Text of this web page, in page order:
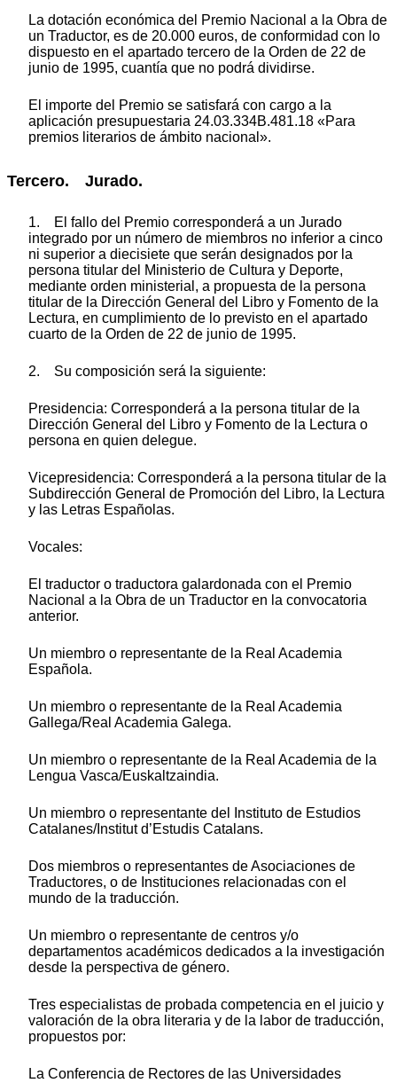
La dotación económica del Premio Nacional a la Obra de
un Traductor, es de 20.000 euros, de conformidad con lo
dispuesto en el apartado tercero de la Orden de 22 de
junio de 1995, cuantía que no podrá dividirse.
El importe del Premio se satisfará con cargo a la
aplicación presupuestaria 24.03.334B.481.18 «Para
premios literarios de ámbito nacional».
Tercero. Jurado.
1. El fallo del Premio corresponderá a un Jurado
integrado por un número de miembros no inferior a cinco
ni superior a diecisiete que serán designados por la
persona titular del Ministerio de Cultura y Deporte,
mediante orden ministerial, a propuesta de la persona
titular de la Dirección General del Libro y Fomento de la
Lectura, en cumplimiento de lo previsto en el apartado
cuarto de la Orden de 22 de junio de 1995.
2. Su composición será la siguiente:
Presidencia: Corresponderá a la persona titular de la
Dirección General del Libro y Fomento de la Lectura o
persona en quien delegue.
Vicepresidencia: Corresponderá a la persona titular de la
Subdirección General de Promoción del Libro, la Lectura
y las Letras Españolas.
Vocales:
El traductor o traductora galardonada con el Premio
Nacional a la Obra de un Traductor en la convocatoria
anterior.
Un miembro o representante de la Real Academia
Española.
Un miembro o representante de la Real Academia
Gallega/Real Academia Galega.
Un miembro o representante de la Real Academia de la
Lengua Vasca/Euskaltzaindia.
Un miembro o representante del Instituto de Estudios
Catalanes/Institut d’Estudis Catalans.
Dos miembros o representantes de Asociaciones de
Traductores, o de Instituciones relacionadas con el
mundo de la traducción.
Un miembro o representante de centros y/o
departamentos académicos dedicados a la investigación
desde la perspectiva de género.
Tres especialistas de probada competencia en el juicio y
valoración de la obra literaria y de la labor de traducción,
propuestos por:
La Conferencia de Rectores de las Universidades